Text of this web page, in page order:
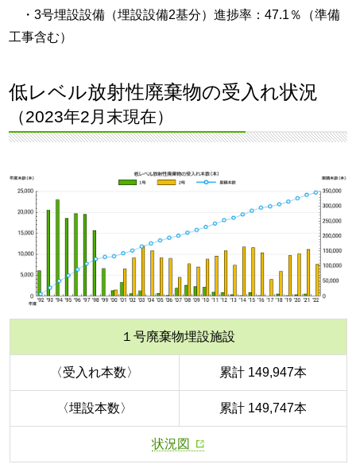
・3号埋設設備（埋設設備2基分）進捗率：47.1％（準備
工事含む）
低レベル放射性廃棄物の受入れ状況
（2023年2月末現在）
１号廃棄物埋設施設
〈受入れ本数〉 累計 149,947本
〈埋設本数〉 累計 149,747本
状況図